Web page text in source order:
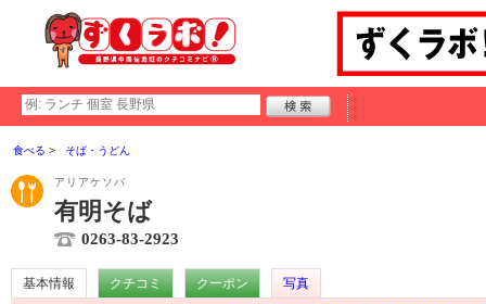
食べる そば・うどん
アリアケソバ
有明そば
0263-83-2923
基本情報 クチコミ クーポン
写真